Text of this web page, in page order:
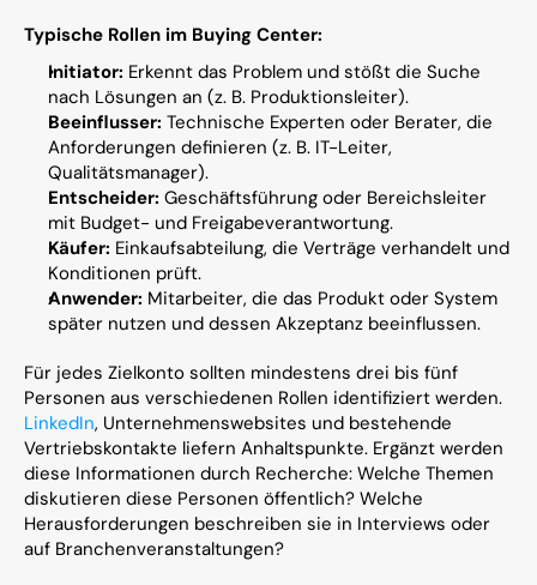
Typische Rollen im Buying Center:
Initiator: Erkennt das Problem und stößt die Suche
nach Lösungen an (z. B. Produktionsleiter).
Beeinflusser: Technische Experten oder Berater, die
Anforderungen definieren (z. B. IT-Leiter,
Qualitätsmanager).
Entscheider: Geschäftsführung oder Bereichsleiter
mit Budget- und Freigabeverantwortung.
Käufer: Einkaufsabteilung, die Verträge verhandelt und
Konditionen prüft.
Anwender: Mitarbeiter, die das Produkt oder System
später nutzen und dessen Akzeptanz beeinflussen.
Für jedes Zielkonto sollten mindestens drei bis fünf
LinkedIn, Unternehmenswebsites und bestehende
Vertriebskontakte liefern Anhaltspunkte. Ergänzt werden
diese Informationen durch Recherche: Welche Themen
diskutieren diese Personen öffentlich? Welche
Herausforderungen beschreiben sie in Interviews oder
auf Branchenveranstaltungen?